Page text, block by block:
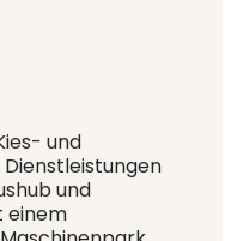
und
und
einem